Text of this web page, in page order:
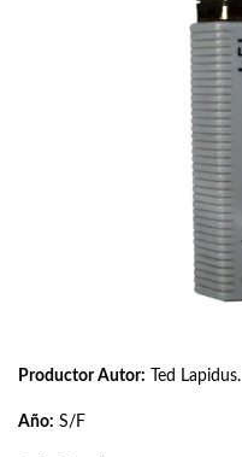
Productor Autor: Ted Lapidus.
Año: S/F